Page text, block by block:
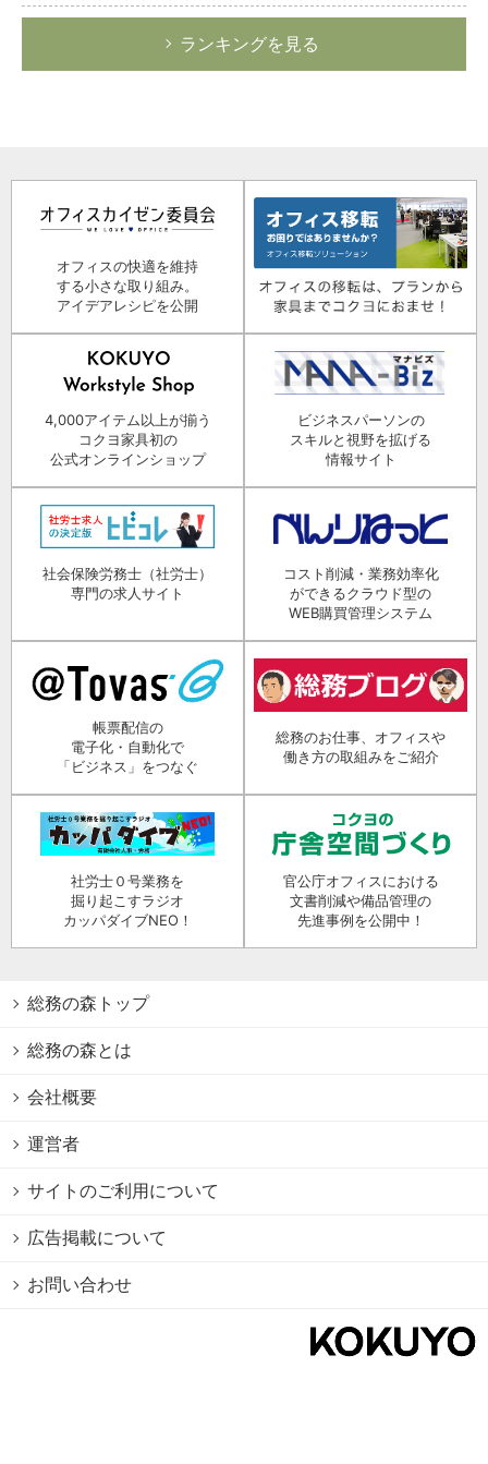
ランキングを見る
オフィスの快適を維持
する小さな取り組み。
アイデアレシピを公開
4,000アイテム以上が揃う
コクヨ家具初の
公式オンラインショップ
ビジネスパーソンの
スキルと視野を拡げる
情報サイト
社会保険労務士（社労士）
専門の求人サイト
コスト削減・業務効率化
ができるクラウド型の
WEB購買管理システム
帳票配信の
電子化・自動化で
「ビジネス」をつなぐ
総務のお仕事、オフィスや
働き方の取組みをご紹介
社労士０号業務を
掘り起こすラジオ
カッパダイブNEO！
官公庁オフィスにおける
文書削減や備品管理の
先進事例を公開中！
総務の森トップ
総務の森とは
会社概要
運営者
サイトのご利用について
広告掲載について
お問い合わせ